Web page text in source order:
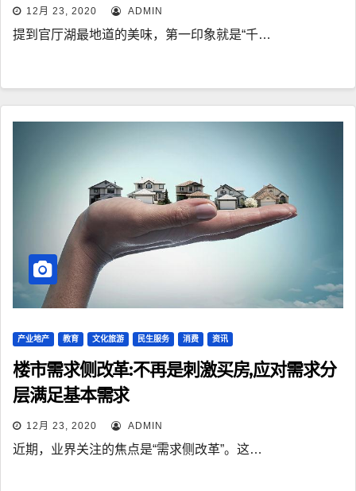
12月 23, 2020 ADMIN
提到官厅湖最地道的美味，第一印象就是“千…
产业地产 教育 文化旅游 民生服务 消费 资讯
楼市需求侧改革:不再是刺激买房,应对需求分
层满足基本需求
12月 23, 2020 ADMIN
近期，业界关注的焦点是“需求侧改革”。这…